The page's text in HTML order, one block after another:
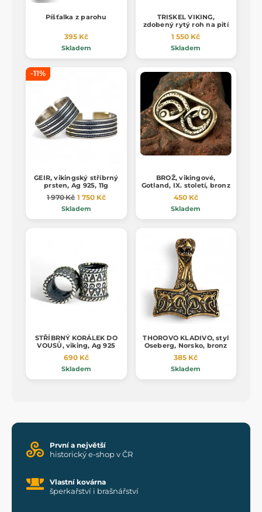
Píšťalka z parohu
395 Kč
Skladem
TRISKEL VIKING,
zdobený rytý roh na pití
1 550 Kč
Skladem
-11%
GEIR, vikingský stříbrný
prsten, Ag 925, 11g
1 970 Kč 1 750 Kč
Skladem
BROŽ, vikingové,
Gotland, IX. století, bronz
450 Kč
Skladem
STŘÍBRNÝ KORÁLEK DO
VOUSŮ, viking, Ag 925
690 Kč
Skladem
THOROVO KLADIVO, styl
Oseberg, Norsko, bronz
385 Kč
Skladem
První a největší
historický e-shop v ČR
Vlastní kovárna
šperkařství i brašnářství